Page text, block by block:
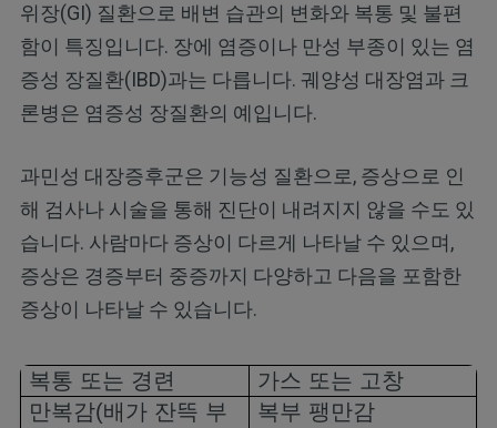
위장(GI) 질환으로 배변 습관의 변화와 복통 및 불편
함이 특징입니다. 장에 염증이나 만성 부종이 있는 염
증성 장질환(IBD)과는 다릅니다. 궤양성 대장염과 크
론병은 염증성 장질환의 예입니다.
과민성 대장증후군은 기능성 질환으로, 증상으로 인
해 검사나 시술을 통해 진단이 내려지지 않을 수도 있
습니다. 사람마다 증상이 다르게 나타날 수 있으며,
증상은 경증부터 중증까지 다양하고 다음을 포함한
증상이 나타날 수 있습니다.
복통 또는 경련
가스 또는 고창
만복감(배가 잔뜩 부
복부 팽만감